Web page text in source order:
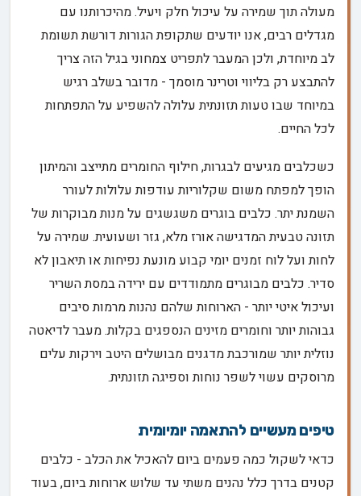
מעולה תוך שמירה על עיכול חלק ויעיל. מהיכרותנו עם
מגדלים רבים, אנו יודעים שתקופת הגורות דורשת תשומת
לב מיוחדת, ולכן המעבר לתפריט צמחוני בגיל הזה צריך
להתבצע רק בליווי וטרינר מוסמך - מדובר בשלב רגיש
במיוחד שבו טעות תזונתית עלולה להשפיע על התפתחות
לכל החיים.
כשכלבים מגיעים לבגרות, חילוף החומרים מתייצב והמיתון
הופך למפתח משום שקלוריות עודפות עלולות לעורר
השמנת יתר. כלבים בוגרים משגשגים על מנות מבוקרות של
תזונה טבעית המדגישה אורז מלא, גזר ושעועית. שמירה על
לחות ועל לוח זמנים יומי קבוע מונעת נפיחות או תיאבון לא
סדיר. כלבים מבוגרים מתמודדים עם ירידה במסת השריר
ועיכול איטי יותר - הארוחות שלהם נהנות מרמות סיבים
גבוהות יותר וחומרים מזינים הנספגים בקלות. מעבר לדיאטה
נוזלית יותר שמורכבת מדגנים מבושלים היטב וירקות עלים
מרוסקים עשוי לשפר נוחות וספיגה תזונתית.
טיפים מעשיים להתאמה יומיומית
כדאי לשקול כמה פעמים ביום להאכיל את הכלב - כלבים
קטנים בדרך כלל נהנים משתי עד שלוש ארוחות ביום, בעוד